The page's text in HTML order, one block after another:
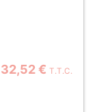
32,52 € T.T.C.